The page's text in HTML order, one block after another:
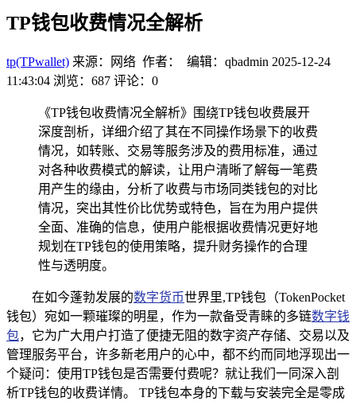
TP钱包收费情况全解析
tp(TPwallet) 来源：网络 作者： 编辑：qbadmin 2025-12-24
11:43:04 浏览：687 评论：0
《TP钱包收费情况全解析》围绕TP钱包收费展开
深度剖析，详细介绍了其在不同操作场景下的收费
情况，如转账、交易等服务涉及的费用标准，通过
对各种收费模式的解读，让用户清晰了解每一笔费
用产生的缘由，分析了收费与市场同类钱包的对比
情况，突出其性价比优势或特色，旨在为用户提供
全面、准确的信息，使用户能根据收费情况更好地
规划在TP钱包的使用策略，提升财务操作的合理
性与透明度。
在如今蓬勃发展的数字货币世界里,TP钱包（TokenPocket
钱包）宛如一颗璀璨的明星，作为一款备受青睐的多链数字钱
包，它为广大用户打造了便捷无阻的数字资产存储、交易以及
管理服务平台，许多新老用户的心中，都不约而同地浮现出一
个疑问：使用TP钱包是否需要付费呢？就让我们一同深入剖
析TP钱包的收费详情。 TP钱包本身的下载与安装完全是零成